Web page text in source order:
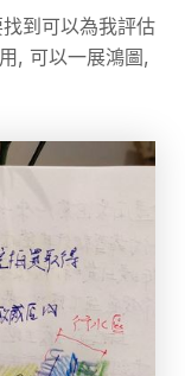
到可以為我評估
, 可以一展鴻圖,